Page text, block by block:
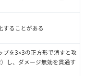
することがある
プを3×3の正方形で消すと攻
し、ダメージ無効を貫通す